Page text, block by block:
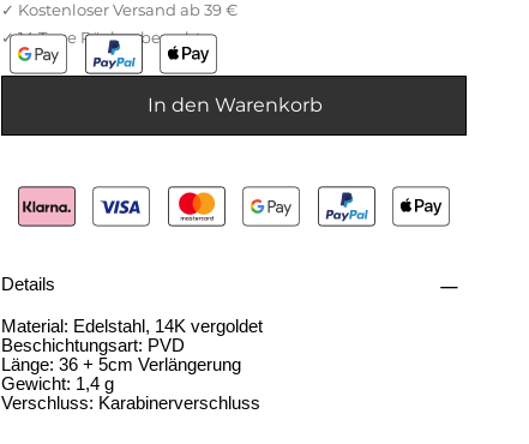
In den Warenkorb
Details
Material: Edelstahl, 14K vergoldet
Beschichtungsart: PVD
Länge: 36 + 5cm Verlängerung
Gewicht: 1,4 g
Verschluss: Karabinerverschluss